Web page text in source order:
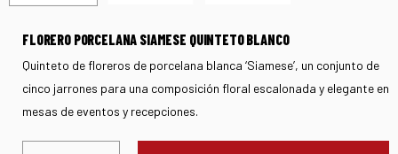
FLORERO PORCELANA SIAMESE QUINTETO BLANCO
Quinteto de floreros de porcelana blanca ‘Siamese’, un conjunto de
cinco jarrones para una composición floral escalonada y elegante en
mesas de eventos y recepciones.